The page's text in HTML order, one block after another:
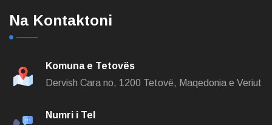
Na Kontaktoni
Komuna e Tetovës
Dervish Cara no, 1200 Tetovë, Maqedonia e Veriut
Numri i Tel